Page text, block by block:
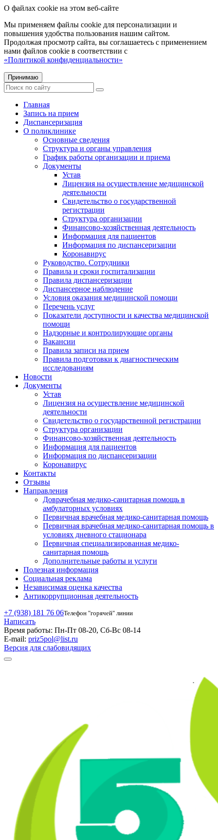
О файлах cookie на этом веб-сайте
Мы применяем файлы cookie для персонализации и
повышения удобства пользования нашим сайтом.
Продолжая просмотр сайта, вы соглашаетесь с применением
нами файлов cookie в соответствии с
«Политикой конфиденциальности»
Принимаю
Главная
Запись на прием
Диспансеризация
О поликлинике
Основные сведения
Структура и органы управления
График работы организации и приема
Документы
Устав
Лицензия на осуществление медицинской
деятельности
Свидетельство о государственной
регистрации
Структура организации
Финансово-хозяйственная деятельность
Информация для пациентов
Информация по диспансеризации
Коронавирус
Руководство. Сотрудники
Правила и сроки госпитализации
Правила диспансеризации
Диспансерное наблюдение
Условия оказания медицинской помощи
Перечень услуг
Показатели доступности и качества медицинской
помощи
Надзорные и контролирующие органы
Вакансии
Правила записи на прием
Правила подготовки к диагностическим
исследованиям
Новости
Документы
Устав
Лицензия на осуществление медицинской
деятельности
Свидетельство о государственной регистрации
Структура организации
Финансово-хозяйственная деятельность
Информация для пациентов
Информация по диспансеризации
Коронавирус
Контакты
Отзывы
Направления
Доврачебная медико-санитарная помощь в
амбулаторных условиях
Первичная врачебная медико-санитарная помощь
Первичная врачебная медико-санитарная помощь в
условиях дневного стационара
Первичная специализированная медико-
санитарная помощь
Дополнительные работы и услуги
Полезная информация
Социальная реклама
Независимая оценка качества
Антикоррупционная деятельность
+7 (938) 181 76 06Телефон "горячей" линии
Написать
Время работы: Пн-Пт 08-20, Сб-Вс 08-14
E-mail: priz5pol@list.ru
Версия для слабовидящих